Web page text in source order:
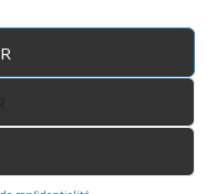
-Mentions